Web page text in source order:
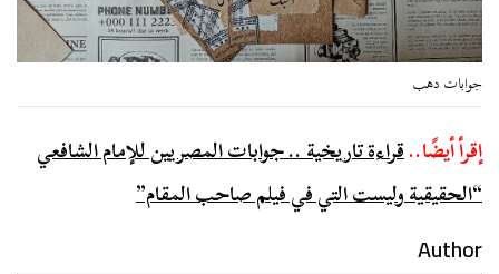
جوابات دهب
إقرأ أيضًا..قراءة تاريخية .. جوابات المصريين للإمام الشافعي
“الحقيقية وليست التي في فيلم صاحب المقام”
Author